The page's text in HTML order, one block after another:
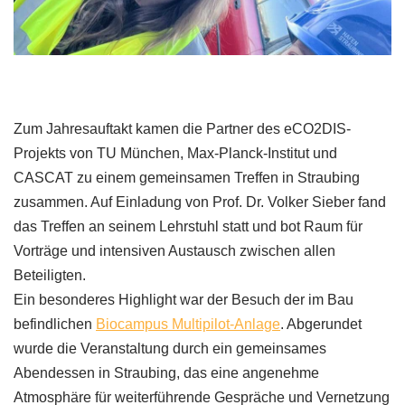
Zum Jahresauftakt kamen die Partner des eCO2DIS-
Projekts von TU München, Max-Planck-Institut und
CASCAT zu einem gemeinsamen Treffen in Straubing
zusammen. Auf Einladung von Prof. Dr. Volker Sieber fand
das Treffen an seinem Lehrstuhl statt und bot Raum für
Vorträge und intensiven Austausch zwischen allen
Beteiligten.
Ein besonderes Highlight war der Besuch der im Bau
befindlichen Biocampus Multipilot-Anlage. Abgerundet
wurde die Veranstaltung durch ein gemeinsames
Abendessen in Straubing, das eine angenehme
Atmosphäre für weiterführende Gespräche und Vernetzung